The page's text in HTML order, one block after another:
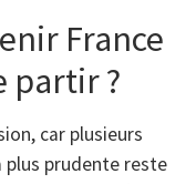
France
partir ?
car plusieurs
prudente reste